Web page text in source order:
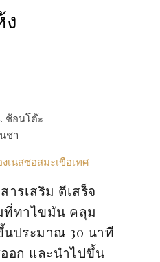
ช้อนโต๊ะ
ชา
รเสริม ตีเสร็จ
ที่ทาไขมัน คลุม
ประมาณ 30 นาที
อก และนำไปขึ้น